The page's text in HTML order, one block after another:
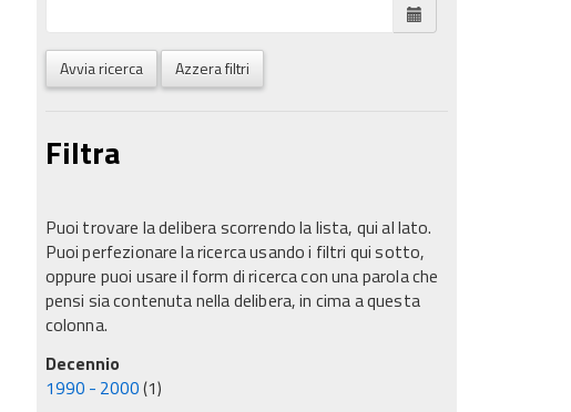
Avvia ricerca Azzera filtri
Filtra
Puoi trovare la delibera scorrendo la lista, qui al lato.
Puoi perfezionare la ricerca usando i filtri qui sotto,
oppure puoi usare il form di ricerca con una parola che
pensi sia contenuta nella delibera, in cima a questa
colonna.
Decennio
1990 - 2000(1)